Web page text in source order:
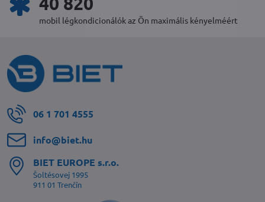
mobil légkondicionálók az Ön maximális kényelméért
06 1 701 4555
info​@biet​.hu
BIET EUROPE s​.r​.o​.
Šoltésovej 1995
911 01 Trenčín